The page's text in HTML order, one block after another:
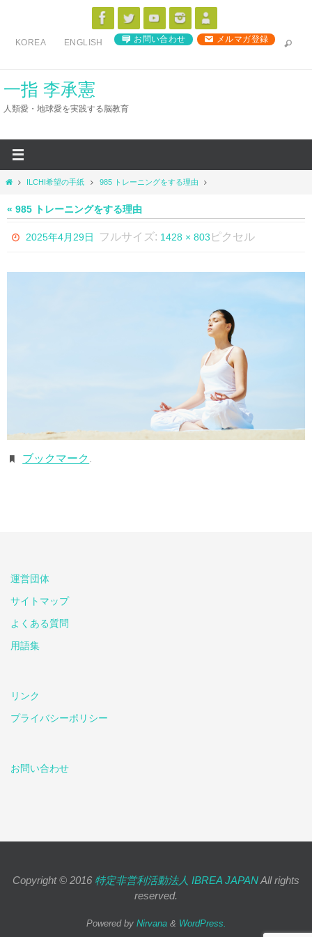
ス
KOREA ENGLISH お問い合わせ メルマガ登録
一指 李承憲
人類愛・地球愛を実践する脳教育
ホ
ム
ILCHI希望の手紙 985 トレーニングをする理由
« 985 トレーニングをする理由
2025年4月29日 フルサイズ: 1428 × 803 ピクセル
ブックマーク .
運営団体
サイトマップ
よくある質問
用語集
リンク
プライバシーポリシー
お問い合わせ
Copyright © 2016 特定非営利活動法人 IBREA JAPANAll rights
reserved.
Powered by Nirvana& WordPress.